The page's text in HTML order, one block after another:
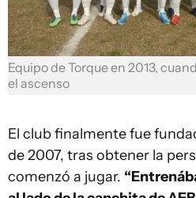
Equipo de Torque en 2013,
el ascenso
El club finalmente fue
de 2007, tras obtener la
comenzó a jugar.